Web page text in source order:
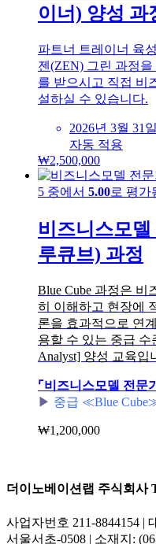
이너) 양성 과
파트너 트레이너 육
젠(ZEN) 그린 과정
를 받으시고 직접 비
설하실 수 있습니다.
2026년 3월 31
자동 적용
₩2,500,000
5 중에서 5.00로 평가
비즈니스모
루큐브) 과정
Blue Cube 과정은 비
히 이해하고 현장에
론을 효과적으로 연
용할 수 있는 중급 수
Analyst] 양성 교육입
⌜비즈니스모델 전문
▶︎ 중급 ≪Blue
₩1,200,000
더이노베이션랩 주식회사
사업자번호 211-8844154 |
서울서초-0508 | 소재지: